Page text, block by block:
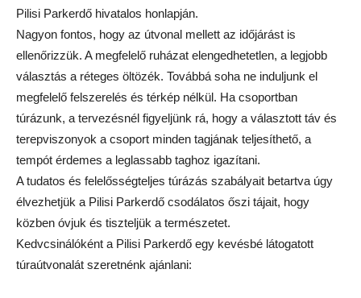
Pilisi Parkerdő hivatalos honlapján.
Nagyon fontos, hogy az útvonal mellett az időjárást is
ellenőrizzük. A megfelelő ruházat elengedhetetlen, a legjobb
választás a réteges öltözék. Továbbá soha ne induljunk el
megfelelő felszerelés és térkép nélkül. Ha csoportban
túrázunk, a tervezésnél figyeljünk rá, hogy a választott táv és
terepviszonyok a csoport minden tagjának teljesíthető, a
tempót érdemes a leglassabb taghoz igazítani.
A tudatos és felelősségteljes túrázás szabályait betartva úgy
élvezhetjük a Pilisi Parkerdő csodálatos őszi tájait, hogy
közben óvjuk és tiszteljük a természetet.
Kedvcsinálóként a Pilisi Parkerdő egy kevésbé látogatott
túraútvonalát szeretnénk ajánlani: